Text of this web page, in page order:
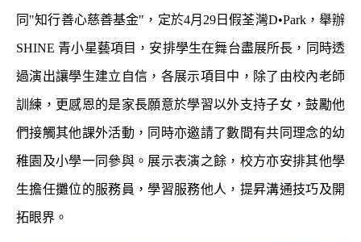
同 "知行善心慈善基金" ，定於4月 29 日假荃灣D•Park，舉辦
SHINE 青小星藝項目，安排學生在舞台盡展所長，同時透
過演出讓學生建立自信，各展示項目中，除了由校內老師
訓練，更感恩的是家長願意於學習以外支持子女，鼓勵他
們接觸其他課外活動，同時亦邀請了數間有共同理念的幼
稚園及小學一同參與。展示表演之餘，校方亦安排其他學
生擔任攤位的服務員，學習服務他人，提昇溝通技巧及開
拓眼界。